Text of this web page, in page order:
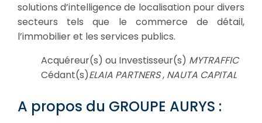
solutions d’intelligence de localisation pour divers
secteurs tels que le commerce de détail,
l’immobilier et les services publics.
Acquéreur(s) ou Investisseur(s) MYTRAFFIC
Cédant(s)ELAIA PARTNERS, NAUTA CAPITAL
A propos du GROUPE AURYS :